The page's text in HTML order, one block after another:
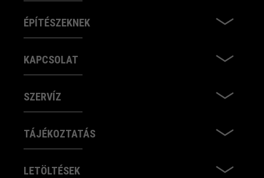
ÉPÍTÉSZEKNEK
KAPCSOLAT
SZERVÍZ
TÁJÉKOZTATÁS
LETÖLTÉSEK